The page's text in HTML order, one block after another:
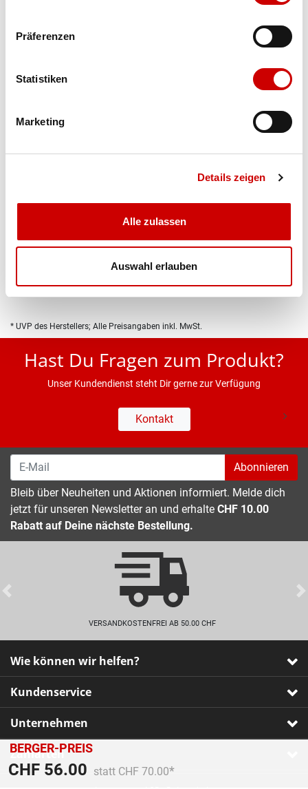
Präferenzen
Statistiken
Marketing
Details zeigen
Alle zulassen
Auswahl erlauben
Verfügbarkeit:
BERGER-PREIS
CHF 56.00 Preis reduziert von
statt CHF 70.00
An
Eigenschaften
* UVP des Herstellers; Alle Preisangaben inkl. MwSt.
Hast Du Fragen zum Produkt?
Unser Kundendienst steht Dir gerne zur Verfügung
Kontakt
Abonnieren
Bleib über Neuheiten und Aktionen informiert. Melde dich
jetzt für unseren Newsletter an und erhalte CHF 10.00
Rabatt auf Deine nächste Bestellung.
VERSANDKOSTENFREI AB 50.00 CHF
Previous
Wie können wir helfen?
Kundenservice
Unternehmen
Zahlarten